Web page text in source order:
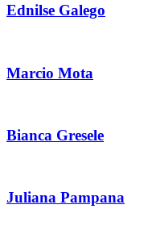
Ednilse Galego
Marcio Mota
Bianca Gresele
Juliana Pampana